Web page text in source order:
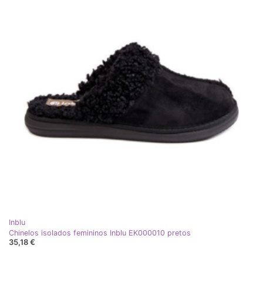
Inblu
Chinelos isolados femininos Inblu EK000010 pretos
35,18 €